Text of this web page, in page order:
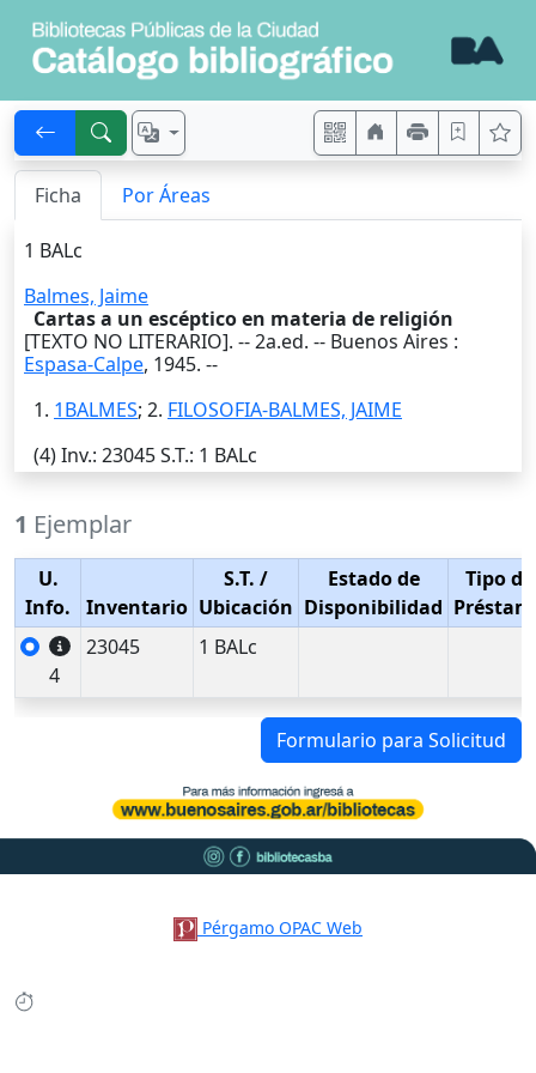
Ficha Por Áreas
1 BALc
Balmes, Jaime
Cartas a un escéptico en materia de religión
[TEXTO NO LITERARIO]. -- 2a.ed. -- Buenos Aires :
Espasa-Calpe, 1945. --
1. 1BALMES; 2. FILOSOFIA-BALMES, JAIME
(4)Inv.: 23045S.T.: 1 BALc
1 Ejemplar
U.
Info.
Inventario
S.T. /
Ubicación
Estado de
Disponibilidad
Tipo de
4
23045 1 BALc
Formulario para Solicitud
Pérgamo OPAC Web